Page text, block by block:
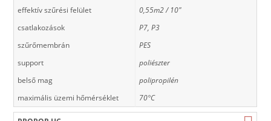
effektív szűrési felület
0,55m2 / 10"
csatlakozások
P7, P3
szűrőmembrán
PES
support
poliészter
belső mag
polipropilén
maximális üzemi hőmérséklet
70°C